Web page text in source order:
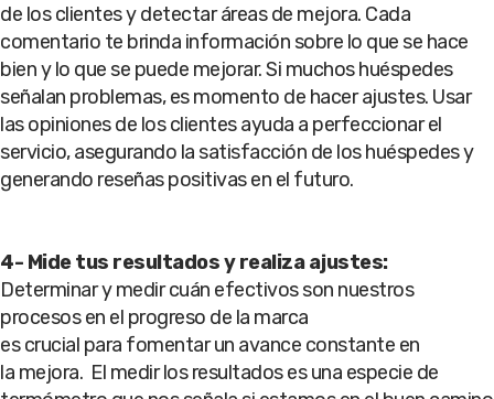
de los clientes y detectar áreas de mejora. Cada
comentario te brinda información sobre lo que se hace
bien y lo que se puede mejorar. Si muchos huéspedes
señalan problemas, es momento de hacer ajustes. Usar
las opiniones de los clientes ayuda a perfeccionar el
servicio, asegurando la satisfacción de los huéspedes y
generando reseñas positivas en el futuro.
4- Mide tus resultados y realiza ajustes:
Determinar y medir cuán efectivos son nuestros
procesos en el progreso de la marca
es crucial para fomentar un avance constante en
la mejora. El medir los resultados es una especie de